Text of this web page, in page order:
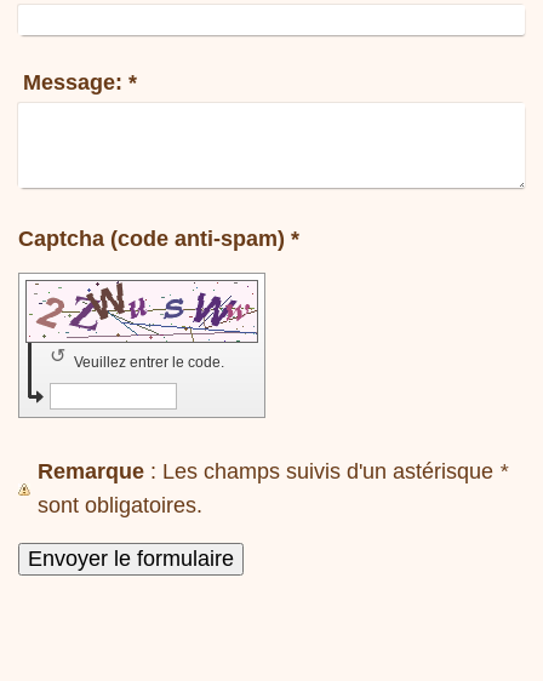
Message: *
Captcha (code anti-spam) *
Veuillez entrer le code.
↺
Remarque : Les champs suivis d'un astérisque *
sont obligatoires.